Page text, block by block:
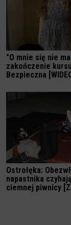
"O mnie się nie
zakończenie
Bezpieczna
Ostrołęka:
napastnika
ciemnej piwnicy